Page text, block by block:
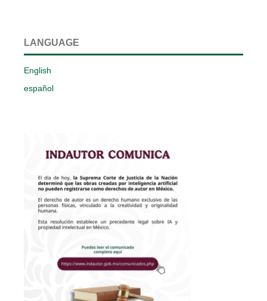
LANGUAGE
English
español